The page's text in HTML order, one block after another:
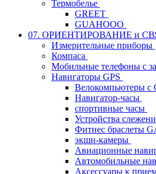
Термобелье
GREET
GUAHOOO
07. ОРИЕНТИРОВАНИЕ и
Измерительные приборы
Компаса
Мобильные телефоны с
Навигаторы GPS
Велокомпьютеры с
Навигатор-часы
спортивные часы
Устройства
Фитнес браслеты
экшн-камеры
Авиационные
Автомобильные
Аксессуары к